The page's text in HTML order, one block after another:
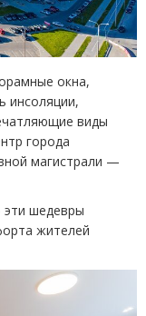
окна,
инсоляции,
виды
города
магистрали —
шедевры
жителей